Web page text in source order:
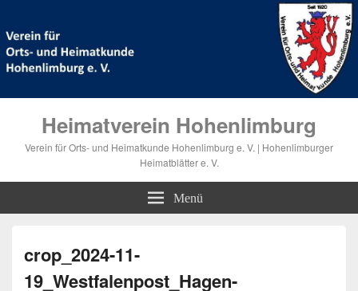
Heimatverein Hohenlimburg
Verein für Orts- und Heimatkunde Hohenlimburg e. V. | Hohenlimburger
Heimatblätter e. V.
Menü
crop_2024-11-
19_Westfalenpost_Hagen-